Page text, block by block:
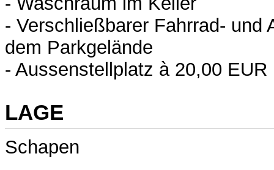
- Verschließbarer Fahrrad- und
dem Parkgelände
- Aussenstellplatz à 20,00 EUR
LAGE
Schapen